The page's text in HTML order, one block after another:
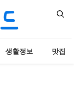
생활정보 맛집